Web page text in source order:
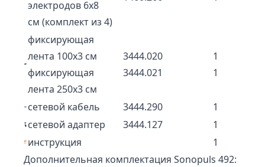
электродов 6х8
см (комплект из 4)
фиксирующая
лента 100х3 см
фиксирующая
лента 250х3 см
3444.020
3444.021
1
1
сетевой кабель 3444.290
1
сетевой адаптер
3444.127
1
инструкция
1
Дополнительная комплектация Sonopuls 492: